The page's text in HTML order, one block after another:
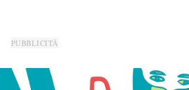
PUBBLICITÀ